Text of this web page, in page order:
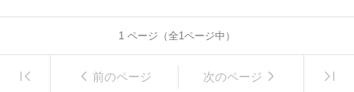
1 ページ（全1ページ中）
前のページ 次のページ